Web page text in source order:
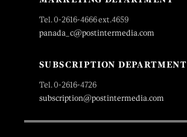
Tel. 0-2616-4666 ext.4659
panada_c@postintermedia.com
SUBSCRIPTION DEPARTMENT
Tel. 0-2616-4726
subscription@postintermedia.com